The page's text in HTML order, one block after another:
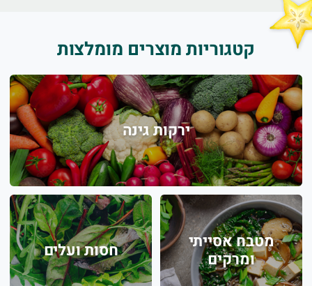
קטגוריות מוצרים מומלצות
ירקות גינה
מטבח אסייתי
ומרקים
חסות ועלים